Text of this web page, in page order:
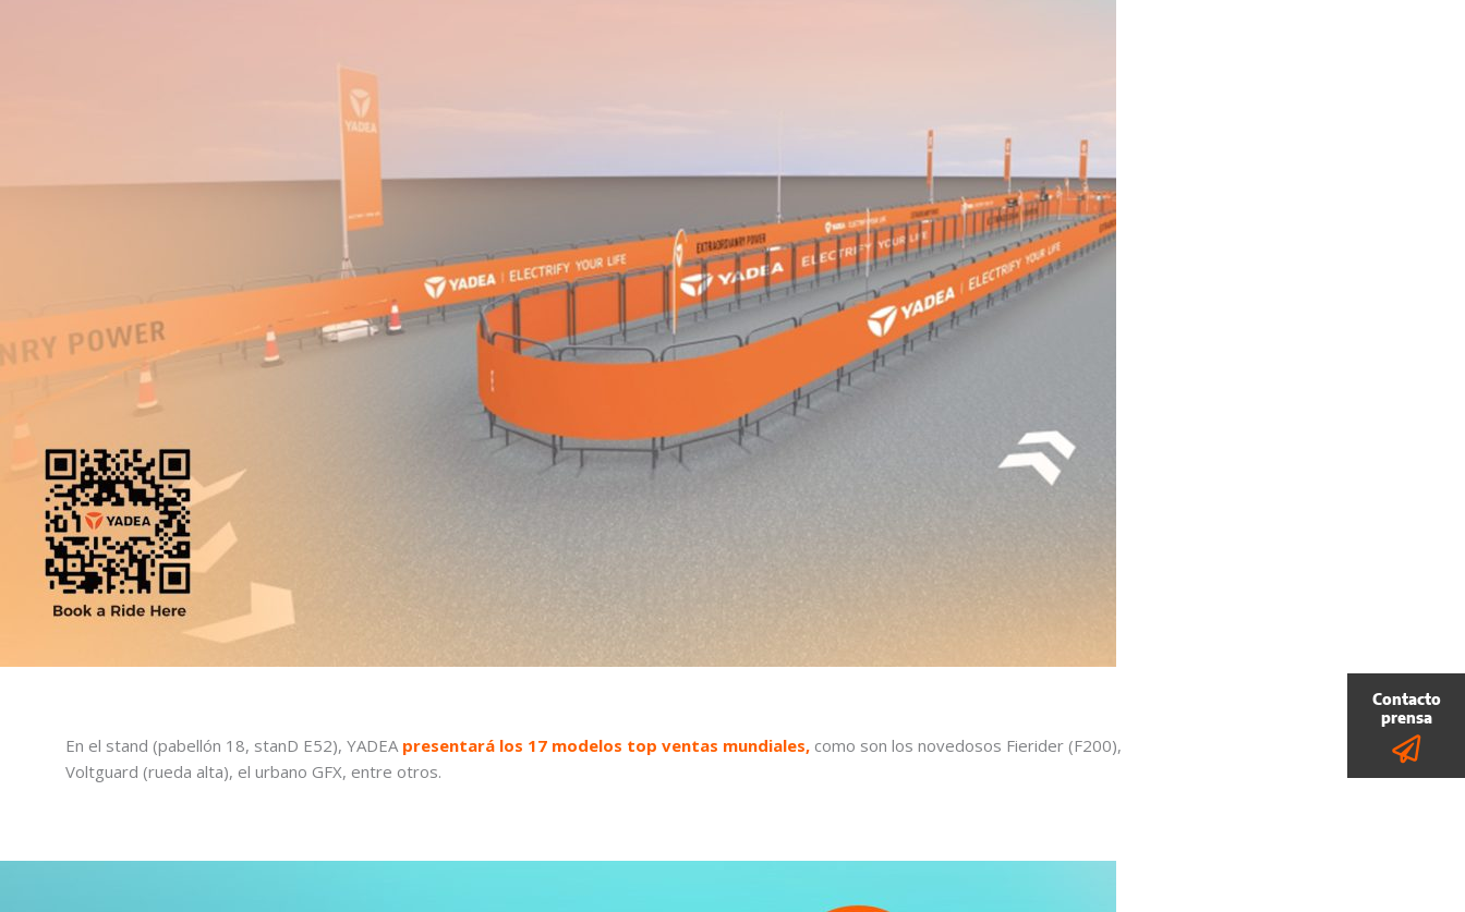
En el stand (pabellón 18, stanD E52), YADEApresentará los 17 modelos top ventas mundiales, como son los novedosos Fierider (F200),
Voltguard (rueda alta), el urbano GFX, entre otros.